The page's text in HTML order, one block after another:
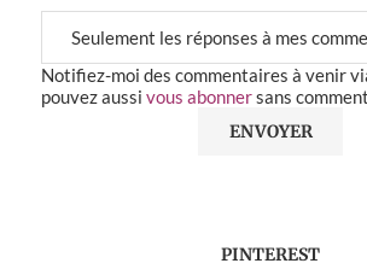
Notifiez-moi des commentaires à venir
pouvez aussi vous abonnersans
PINTEREST